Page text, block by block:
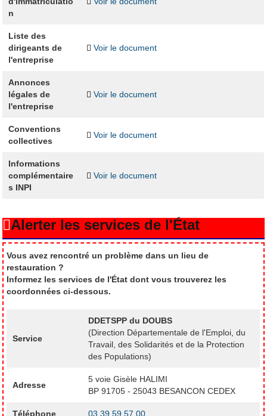
n
Liste des
dirigeants de
l'entreprise
Voir le document
Annonces
légales de
l'entreprise
Voir le document
Conventions
collectives
Voir le document
Informations
complémentaire
s INPI
Voir le document
Alerter les services de l'État
Vous avez rencontré un problème dans un lieu de
restauration ?
Informez les services de l'État dont vous trouverez les
coordonnées ci-dessous.
Service
DDETSPP du DOUBS
(Direction Départementale de l'Emploi, du
Travail, des Solidarités et de la Protection
des Populations)
Adresse
5 voie Gisèle HALIMI
BP 91705 - 25043 BESANCON CEDEX
Téléphone 03 39 59 57 00